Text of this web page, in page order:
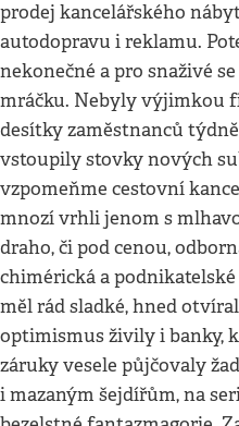
prodej kancelářského
autodopravu i reklamu.
nekonečné a pro snaživé
mráčku. Nebyly výjimkou
desítky zaměstnanců
vstoupily stovky nových
vzpomeňme cestovní
mnozí vrhli jenom s
draho, či pod cenou,
chimérická a
měl rád sladké, hned
optimismus živily i banky,
záruky vesele půjčovaly
i mazaným šejdířům, na